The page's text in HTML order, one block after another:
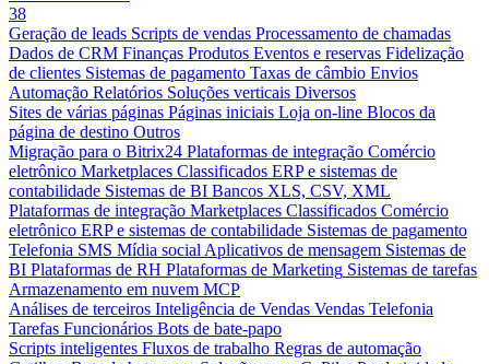
38
Geração de leads Scripts de vendas Processamento de chamadas
Dados de CRM Finanças Produtos Eventos e reservas Fidelização
de clientes Sistemas de pagamento Taxas de câmbio Envios
Automação Relatórios Soluções verticais Diversos
Sites de várias páginas Páginas iniciais Loja on-line Blocos da
página de destino Outros
Migração para o Bitrix24 Plataformas de integração Comércio
eletrônico Marketplaces Classificados ERP e sistemas de
contabilidade Sistemas de BI Bancos XLS, CSV, XML
Plataformas de integração Marketplaces Classificados Comércio
eletrônico ERP e sistemas de contabilidade Sistemas de pagamento
Telefonia SMS Mídia social Aplicativos de mensagem Sistemas de
BI Plataformas de RH Plataformas de Marketing Sistemas de tarefas
Armazenamento em nuvem MCP
Análises de terceiros Inteligência de Vendas Vendas Telefonia
Tarefas Funcionários Bots de bate-papo
Scripts inteligentes Fluxos de trabalho Regras de automação